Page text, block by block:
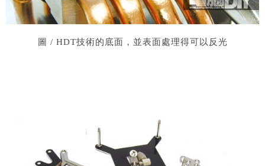
圖 / HDT技術的底面，並表面處理得可以反光